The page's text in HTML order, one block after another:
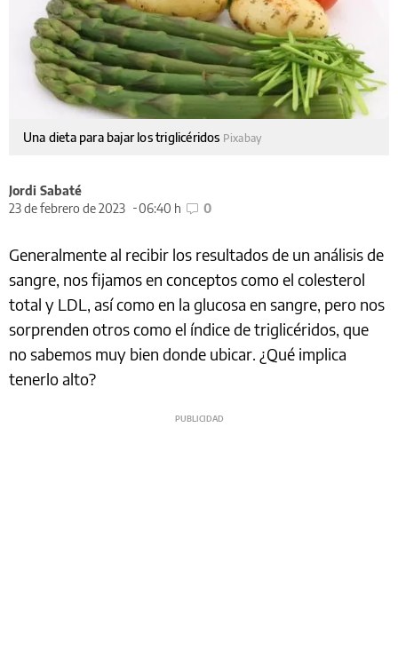
Una dieta para bajar los triglicéridos Pixabay
Jordi Sabaté
23 de febrero de 2023
06:40 h 0
Generalmente al recibir los resultados de un análisis de
sangre, nos fijamos en conceptos como el colesterol
total y LDL, así como en la glucosa en sangre, pero nos
sorprenden otros como el índice de triglicéridos, que
no sabemos muy bien donde ubicar. ¿Qué implica
tenerlo alto?